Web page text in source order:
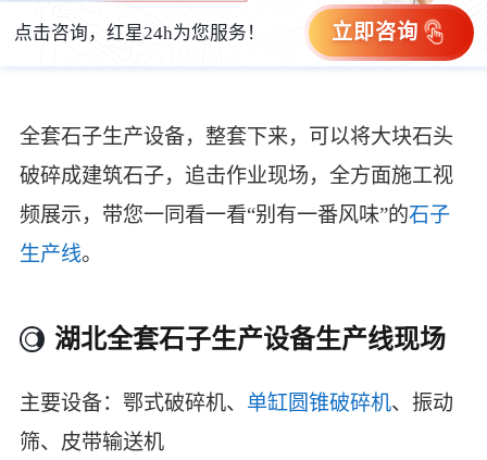
立即咨询
点击咨询，红星24h为您服务！
全套石子生产设备，整套下来，可以将大块石头
破碎成建筑石子，追击作业现场，全方面施工视
频展示，带您一同看一看“别有一番风味”的石子
生产线。
湖北全套石子生产设备生产线现场
主要设备：鄂式破碎机、 单缸圆锥破碎机、振动
筛、皮带输送机